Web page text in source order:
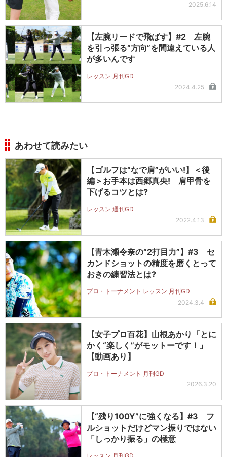
2025.6.14
【左腕リードで飛ばす】#2 左腕
を引っ張る“方向”を間違えている人
が多いんです
レッスン 月刊GD
2024.4.25
あわせて読みたい
【ゴルフは“なで肩”がいい!】＜後
編＞お手本は西郷真央! 肩甲骨を
下げるコツとは?
レッスン 週刊GD
2022.4.13
【青木瀬令奈の“2打目力”】#3 セ
カンドショットの精度を磨くとって
おきの練習法とは?
プロ・トーナメント レッスン 月刊GD
2024.3.4
【女子プロ百花】山根あかり「とに
かく“楽しく”がモットーです！」
【動画あり】
プロ・トーナメント 月刊GD
2026.3.20
【“残り100Y”に強くなる】#3 フ
ルショットだけどマン振りではない
「しっかり振る」の極意